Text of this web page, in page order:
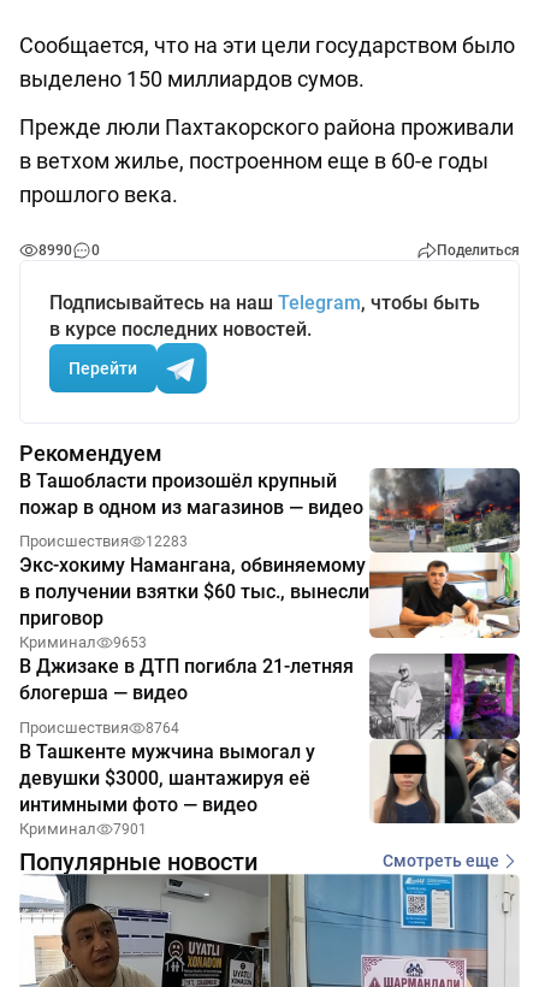
Сообщается, что на эти цели государством было
выделено 150 миллиардов сумов.
Прежде люли Пахтакорского района проживали
в ветхом жилье, построенном еще в 60-е годы
прошлого века.
8990 0 Поделиться
Подписывайтесь на наш Telegram, чтобы быть
в курсе последних новостей.
Перейти
Рекомендуем
В Ташобласти произошёл крупный
пожар в одном из магазинов — видео
Происшествия 12283
Экс-хокиму Намангана, обвиняемому
в получении взятки $60 тыс., вынесли
приговор
Криминал 9653
В Джизаке в ДТП погибла 21-летняя
блогерша — видео
Происшествия 8764
В Ташкенте мужчина вымогал у
девушки $3000, шантажируя её
интимными фото — видео
Криминал 7901
Популярные новости Смотреть еще